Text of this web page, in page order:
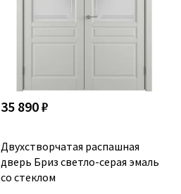
35 890 ₽
Двухстворчатая распашная
дверь Бриз светло-серая эмаль
со стеклом